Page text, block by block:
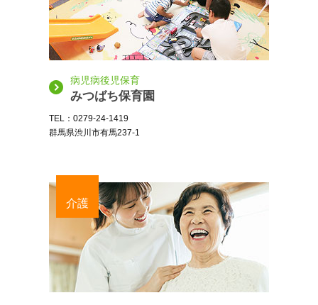
病児病後児保育
みつばち保育園
TEL：0279-24-1419
群馬県渋川市有馬237-1
介護